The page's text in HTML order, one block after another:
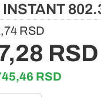
RSD
RSD
RSD